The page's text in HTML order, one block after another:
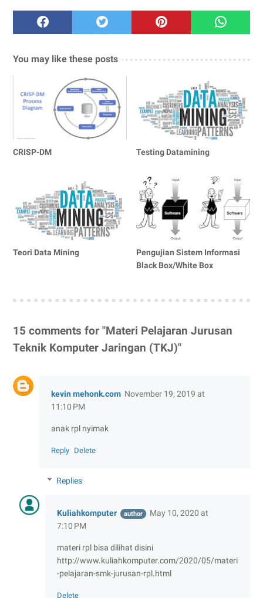
You may like these posts
CRISP-DM Testing Datamining
Teori Data Mining
Pengujian Sistem Informasi
Black Box/White Box
15 comments for "Materi Pelajaran Jurusan
Teknik Komputer Jaringan (TKJ)"
kevin mehonk.com November 19, 2019 at
11:10 PM
anak rpl nyimak
Reply Delete
Replies
Kuliahkomputer
May 10, 2020 at
7:10 PM
materi rpl bisa dilihat disini
http://www.kuliahkomputer.com/2020/05/materi
-pelajaran-smk-jurusan-rpl.html
Delete